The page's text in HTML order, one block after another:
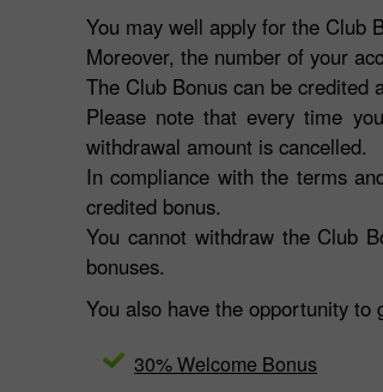
You may well apply for the Club
Moreover, the number of your
The Club Bonus can be credited
Please note that every time
withdrawal amount is cancelled.
In compliance with the terms
credited bonus.
You cannot withdraw the Club
bonuses.
You also have the opportunity to
30% Welcome Bonus